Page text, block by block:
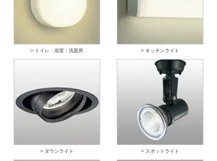
> トイレ・浴室・洗面所 > キッチンライト
> ダウンライト > スポットライト